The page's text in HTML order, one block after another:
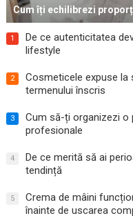
Cum îți echilibrezi
1
De ce autenticitatea
lifestyle
2
Cosmeticele expuse la
termenului înscris
3
Cum să-ți organizezi o
profesionale
4
De ce merită să ai
tendință
5
Crema de mâini
înainte de uscarea